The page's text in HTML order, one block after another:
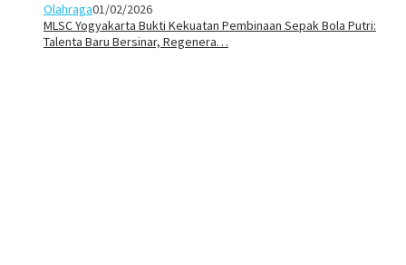
Olahraga01/02/2026
MLSC Yogyakarta Bukti Kekuatan Pembinaan Sepak Bola Putri:
Talenta Baru Bersinar, Regenera…